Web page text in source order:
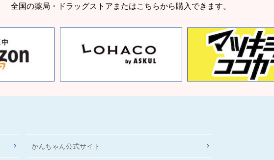
全国の薬局・ドラッグストアまたはこちらから購入できます。
かんちゃん公式サイト